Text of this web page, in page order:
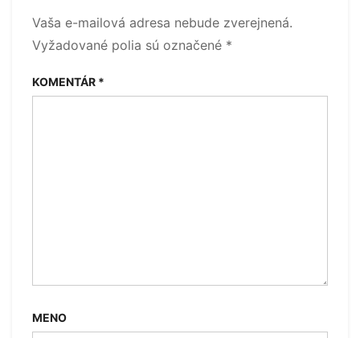
Vaša e-mailová adresa nebude zverejnená.
Vyžadované polia sú označené *
KOMENTÁR *
MENO